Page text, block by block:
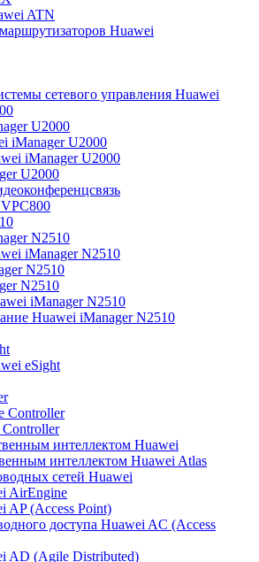
ATN
Huawei
сетевого управления Huawei
U2000
iManager U2000
iManager U2000
U2000
N2510
iManager N2510
N2510
N2510
iManager N2510
Huawei iManager N2510
eSight
Controller
интеллектом Huawei
интеллектом Huawei Atlas
сетей Huawei
AirEngine
AP (Access Point)
доступа Huawei AC (Access
AD (Agile Distributed)